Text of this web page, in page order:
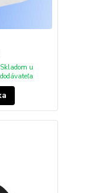
Skladom u
dodávateľa